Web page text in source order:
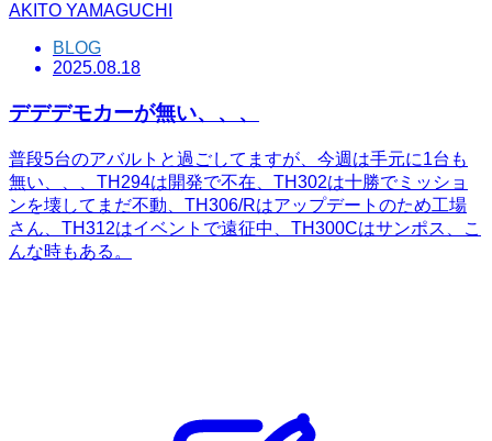
AKITO YAMAGUCHI
BLOG
2025.08.18
デデデモカーが無い、、、
普段5台のアバルトと過ごしてますが、今週は手元に1台も
無い、、、TH294は開発で不在、TH302は十勝でミッショ
ンを壊してまだ不動、TH306/Rはアップデートのため工場
さん、TH312はイベントで遠征中、TH300Cはサンポス、こ
んな時もある。